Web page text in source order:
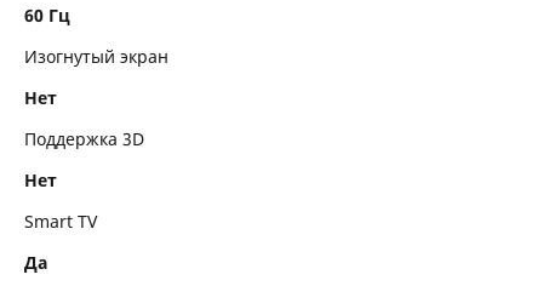
60 Гц
Изогнутый экран
Нет
Поддержка 3D
Нет
Smart TV
Да